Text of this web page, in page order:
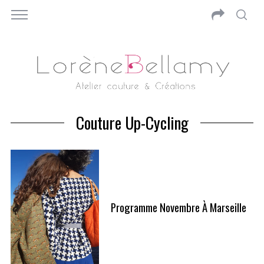
Couture Up-Cycling
Programme Novembre À Marseille